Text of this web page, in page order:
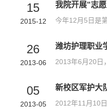
15
2015-12 今年12月5日是
26
2013-06
05
2013-05